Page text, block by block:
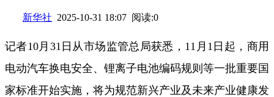
新华社 2025-10-31 18:07 阅读:0
记者10月31日从市场监管总局获悉，11月1日起，商用
电动汽车换电安全、锂离子电池编码规则等一批重要国
家标准开始实施，将为规范新兴产业及未来产业健康发